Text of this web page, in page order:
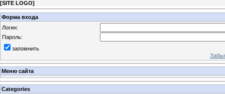
[SITE LOGO]
Форма входа
Логин:
Пароль:
запомнить
Меню сайта
Categories